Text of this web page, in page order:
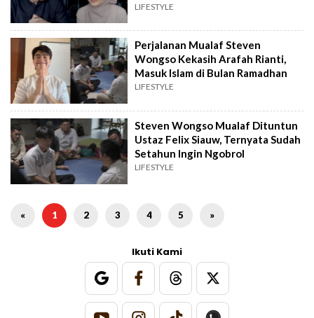
LIFESTYLE
Perjalanan Mualaf Steven
Wongso Kekasih Arafah Rianti,
Masuk Islam di Bulan Ramadhan
LIFESTYLE
Steven Wongso Mualaf Dituntun
Ustaz Felix Siauw, Ternyata Sudah
Setahun Ingin Ngobrol
LIFESTYLE
« 1 2 3 4 5 »
Ikuti Kami